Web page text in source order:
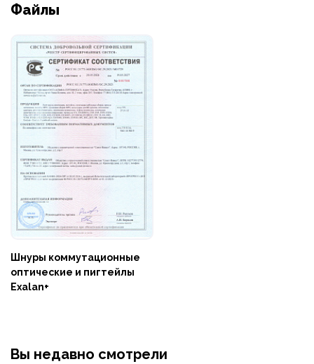
Файлы
Шнуры коммутационные
оптические и пигтейлы
Exalan+
Вы недавно смотрели